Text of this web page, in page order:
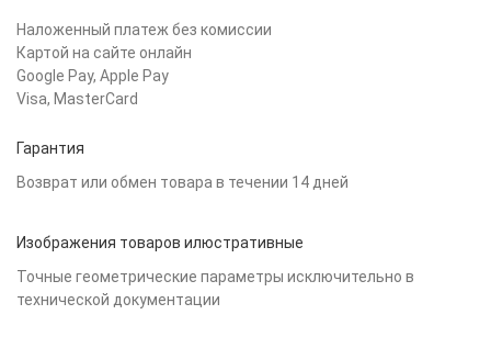
Наложенный платеж без комиссии
Картой на сайте онлайн
Google Pay, Apple Pay
Visa, MasterCard
Гарантия
Возврат или обмен товара в течении 14 дней
Изображения товаров илюстративные
Точные геометрические параметры исключительно в
технической документации